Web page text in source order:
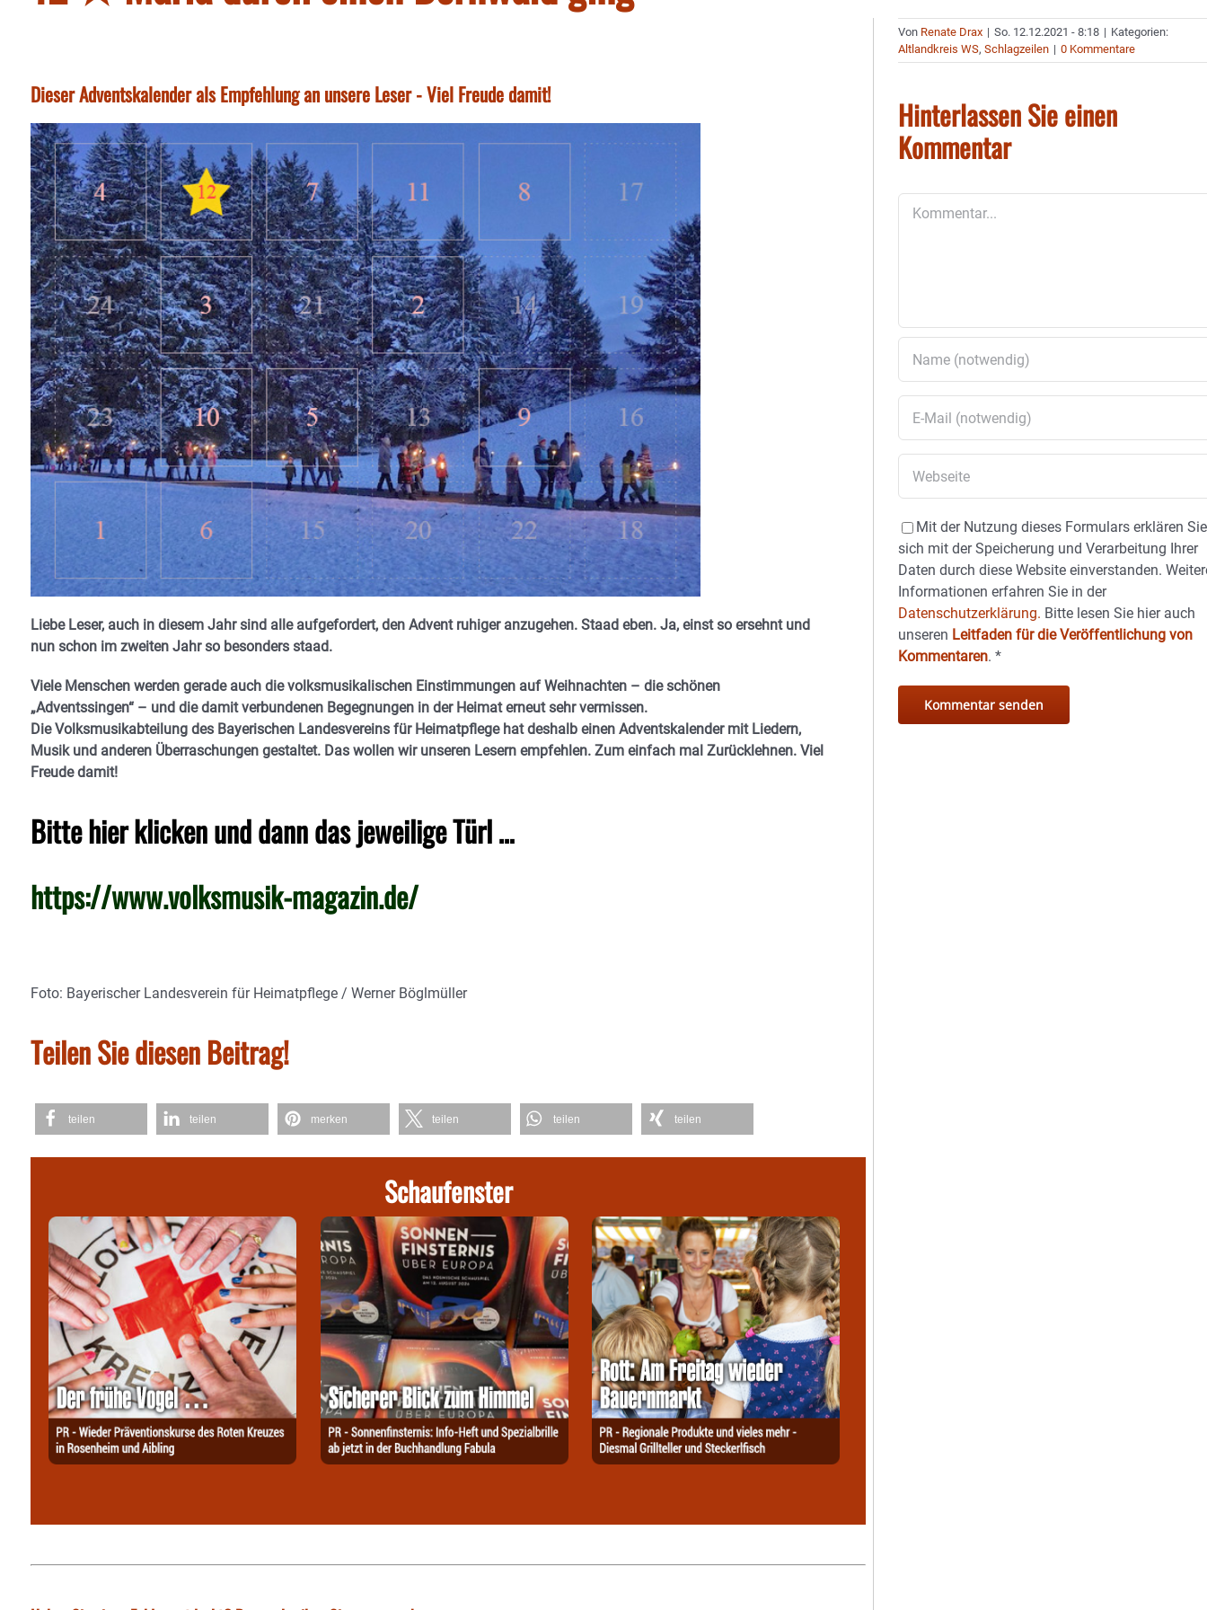
Dieser Adventskalender als Empfehlung an unsere Leser - Viel Freude damit!
Liebe Leser, auch in diesem Jahr sind alle aufgefordert, den Advent ruhiger anzugehen. Staad eben. Ja, einst so ersehnt und
nun schon im zweiten Jahr so besonders staad.
Viele Menschen werden gerade auch die volksmusikalischen Einstimmungen auf Weihnachten – die schönen
„Adventssingen“ – und die damit verbundenen Begegnungen in der Heimat erneut sehr vermissen.
Die Volksmusikabteilung des Bayerischen Landesvereins für Heimatpflege hat deshalb einen Adventskalender mit Liedern,
Musik und anderen Überraschungen gestaltet. Das wollen wir unseren Lesern empfehlen. Zum einfach mal Zurücklehnen. Viel
Freude damit!
Bitte hier klicken und dann das jeweilige Türl …
https://www.volksmusik-magazin.de/
Foto: Bayerischer Landesverein für Heimatpflege / Werner Böglmüller
Teilen Sie diesen Beitrag!
teilen teilen merken teilen teilen teilen
Schaufenster
Von Renate Drax | So. 12.12.2021 - 8:18 | Kategorien:
Altlandkreis WS,Schlagzeilen | 0 Kommentare
Hinterlassen Sie einen
Kommentar
Mit der Nutzung dieses Formulars erklären Sie
sich mit der Speicherung und Verarbeitung Ihrer
Daten durch diese Website einverstanden.
Informationen erfahren Sie in der
Datenschutzerklärung. Bitte lesen Sie hier auch
unseren Leitfaden für die Veröffentlichung von
Kommentaren.*